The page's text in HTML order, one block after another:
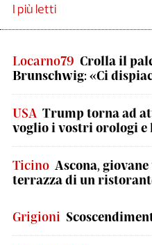
I più letti
Locarno79 Crolla il
Brunschwig: «Ci
USA Trump torna ad
voglio i vostri orologi e
Ticino Ascona,
terrazza di un
Grigioni